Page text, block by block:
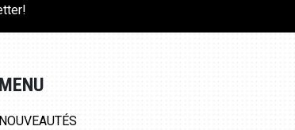
MENU
NOUVEAUTÉS